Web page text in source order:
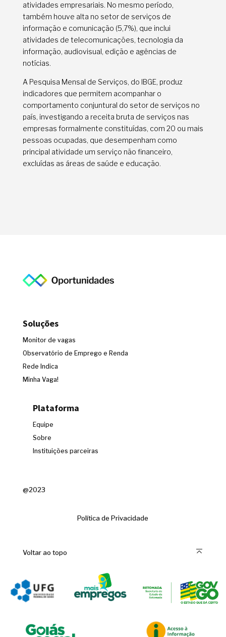
atividades empresariais. No mesmo período,
também houve alta no setor de serviços de
informação e comunicação (5,7%), que inclui
atividades de telecomunicações, tecnologia da
informação, audiovisual, edição e agências de
notícias.
A Pesquisa Mensal de Serviços, do IBGE, produz
indicadores que permitem acompanhar o
comportamento conjuntural do setor de serviços no
país, investigando a receita bruta de serviços nas
empresas formalmente constituídas, com 20 ou mais
pessoas ocupadas, que desempenham como
principal atividade um serviço não financeiro,
excluídas as áreas de saúde e educação.
Soluções
Monitor de vagas
Observatório de Emprego e Renda
Rede Indica
Minha Vaga!
Plataforma
Equipe
Sobre
Instituições parceiras
@2023
Política de Privacidade
Voltar ao topo